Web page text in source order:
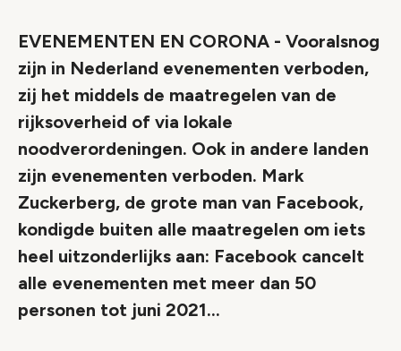
EVENEMENTEN EN CORONA - Vooralsnog
zijn in Nederland evenementen verboden,
zij het middels de maatregelen van de
rijksoverheid of via lokale
noodverordeningen. Ook in andere landen
zijn evenementen verboden. Mark
Zuckerberg, de grote man van Facebook,
kondigde buiten alle maatregelen om iets
heel uitzonderlijks aan: Facebook cancelt
alle evenementen met meer dan 50
personen tot juni 2021...